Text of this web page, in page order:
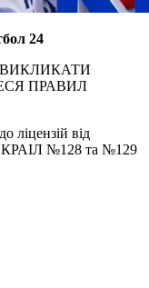
24
ПРАВИЛ
ліцензій від
КРАІЛ №128 та №129